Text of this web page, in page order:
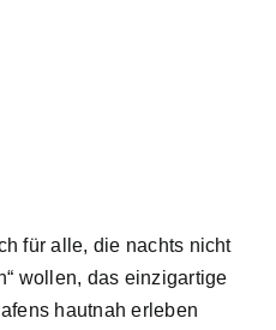
€
€
für alle, die nachts nicht
wollen, das einzigartige
hautnah erleben